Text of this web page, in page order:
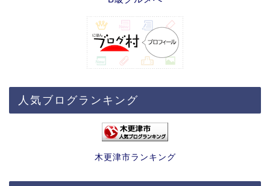
人気ブログランキング
木更津市ランキング